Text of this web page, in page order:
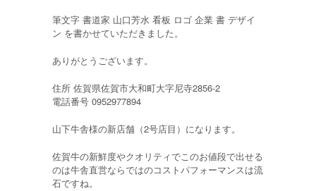
筆文字 書道家 山口芳水 看板 ロゴ 企業 書 デザイ
ン を書かせていただきました。
ありがとうございます。
住所 佐賀県佐賀市大和町大字尼寺2856-2
電話番号 0952977894
山下牛舎様の新店舗（2号店目）になります。
佐賀牛の新鮮度やクオリティでこのお値段で出せる
のは牛舎直営ならではのコストパフォーマンスは流
石ですね。